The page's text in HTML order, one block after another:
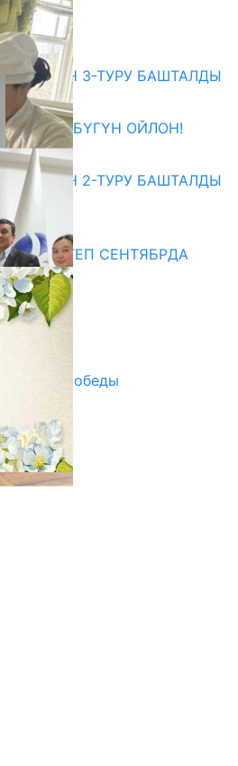
3-ТУРУ БАШТАЛДЫ
ҮЧҮН БҮГҮН ОЙЛОН!
АЛУУНУН 2-ТУРУ БАШТАЛДЫ
МЕКТЕП СЕНТЯБРДА
сөзү
Дня Победы